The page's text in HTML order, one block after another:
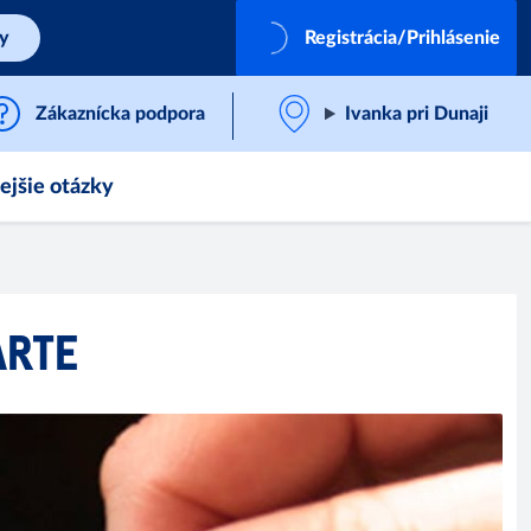
Registrácia/Prihlásenie
Zákaznícka podpora Ivanka pri Dunaji
otázky